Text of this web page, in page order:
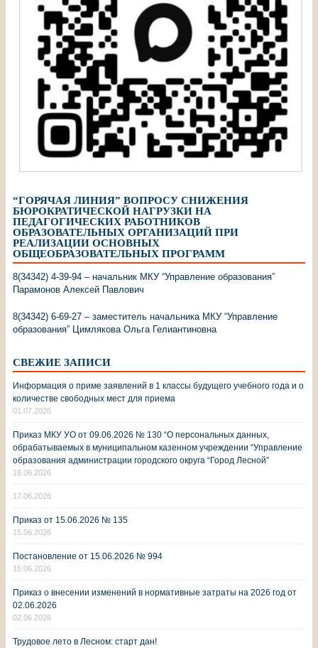
“ГОРЯЧАЯ ЛИНИЯ” ВОПРОСУ СНИЖЕНИЯ
БЮРОКРАТИЧЕСКОЙ НАГРУЗКИ НА
ПЕДАГОГИЧЕСКИХ РАБОТНИКОВ
ОБРАЗОВАТЕЛЬНЫХ ОРГАНИЗАЦИЙ ПРИ
РЕАЛИЗАЦИИ ОСНОВНЫХ
ОБЩЕОБРАЗОВАТЕЛЬНЫХ ПРОГРАММ
8(34342) 4-39-94 – начальник МКУ “Управление образования”
Парамонов Алексей Павлович
8(34342) 6-69-27 – заместитель начальника МКУ “Управление
образования” Цимлякова Ольга Гелиантиновна
СВЕЖИЕ ЗАПИСИ
Информация о приме заявлений в 1 классы будущего учебного года и о
количестве свободных мест для приема
01.07.2026
Приказ МКУ УО от 09.06.2026 № 130 “О персональных данных,
обрабатываемых в муниципальном казенном учреждении “Управление
образования администрации городского округа “Город Лесной”
18.06.2026
17.06.2026
Приказ от 15.06.2026 № 135
15.06.2026
Постановление от 15.06.2026 № 994
15.06.2026
Приказ о внесении изменений в нормативные затраты на 2026 год от
02.06.2026
02.06.2026
Трудовое лето в Лесном: старт дан!